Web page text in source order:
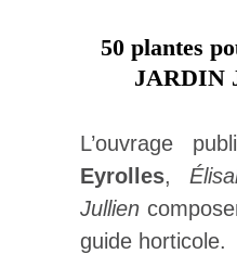
50 plantes
JARDIN
L’ouvrage
Eyrolles,
Jullien
guide horticole.